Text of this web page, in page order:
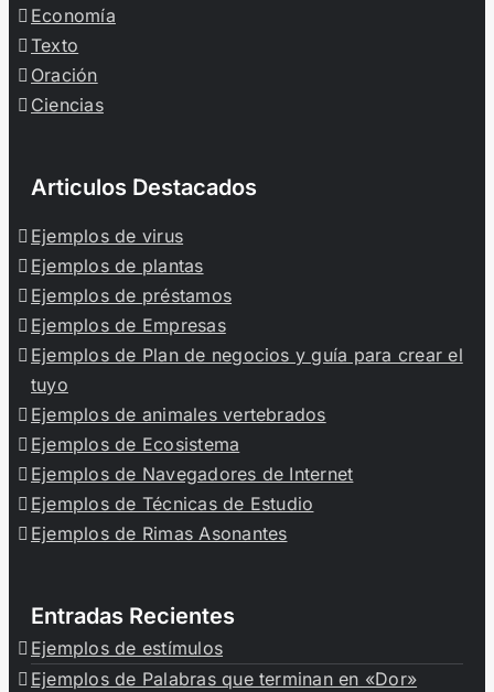
Economía
Texto
Oración
Ciencias
Articulos Destacados
Ejemplos de virus
Ejemplos de plantas
Ejemplos de préstamos
Ejemplos de Empresas
Ejemplos de Plan de negocios y guía para crear el
tuyo
Ejemplos de animales vertebrados
Ejemplos de Ecosistema
Ejemplos de Navegadores de Internet
Ejemplos de Técnicas de Estudio
Ejemplos de Rimas Asonantes
Entradas Recientes
Ejemplos de estímulos
Ejemplos de Palabras que terminan en «Dor»